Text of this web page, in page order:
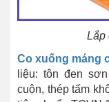
Lắp
Co xuống máng
liệu: tôn đen
cuộn, thép tấm